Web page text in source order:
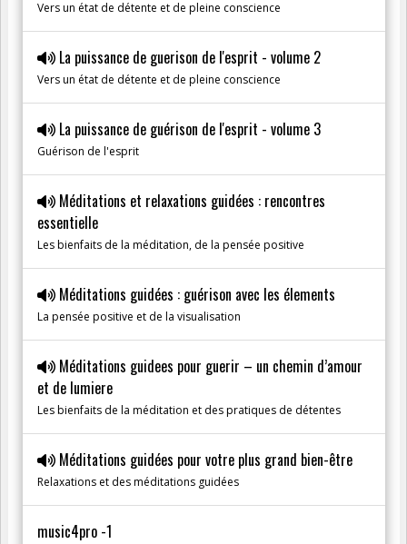
Vers un état de détente et de pleine conscience
La puissance de guerison de l'esprit - volume 2
Vers un état de détente et de pleine conscience
La puissance de guérison de l'esprit - volume 3
Guérison de l'esprit
Méditations et relaxations guidées : rencontres
essentielle
Les bienfaits de la méditation, de la pensée positive
Méditations guidées : guérison avec les élements
La pensée positive et de la visualisation
Méditations guidees pour guerir – un chemin d’amour
et de lumiere
Les bienfaits de la méditation et des pratiques de détentes
Méditations guidées pour votre plus grand bien-être
Relaxations et des méditations guidées
music4pro -1